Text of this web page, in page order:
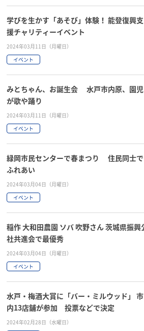
学びを生かす「あそび」体験！ 能登復興支
援チャリティーイベント
2024年03月11日（月曜日）
イベント
みとちゃん、お誕生会 水戸市内原、園児
が歌や踊り
2024年03月11日（月曜日）
イベント
緑岡市民センターで春まつり 住民同士で
ふれあい
2024年03月04日（月曜日）
イベント
稲作 大和田農園 ソバ 吹野さん 茨城県振興公
社共進会で最優秀
2024年03月04日（月曜日）
イベント
水戸・梅酒大賞に「バー・ミルウッド」 市
内13店舗が参加 投票などで決定
2024年02月28日（水曜日）